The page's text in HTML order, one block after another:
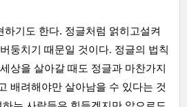
기도 한다. 정글처럼 얽히고설켜
둥치기 때문일 것이다. 정글의 법칙
상을 살아갈 때도 정글과 마찬가지
배려해야만 살아남을 수 있다는 것